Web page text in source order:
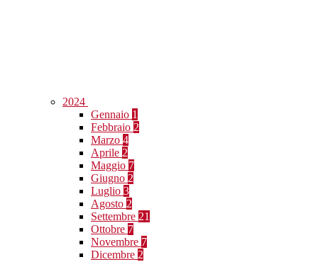
2024
Gennaio 1
Febbraio 2
Marzo 4
Aprile 2
Maggio 7
Giugno 2
Luglio 3
Agosto 2
Settembre 21
Ottobre 7
Novembre 7
Dicembre 2